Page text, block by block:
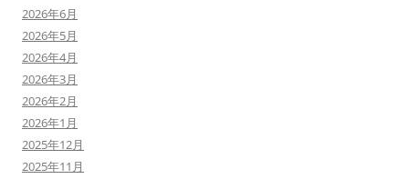
2026年6月
2026年5月
2026年4月
2026年3月
2026年2月
2026年1月
2025年12月
2025年11月